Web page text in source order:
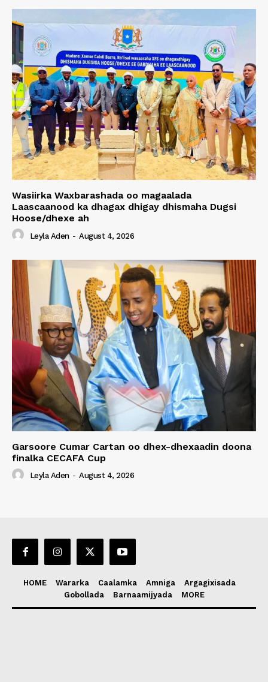
Wasiirka Waxbarashada oo magaalada
Laascaanood ka dhagax dhigay dhismaha Dugsi
Hoose/dhexe ah
Leyla Aden - August 4, 2026
Garsoore Cumar Cartan oo dhex-dhexaadin doona
finalka CECAFA Cup
Leyla Aden - August 4, 2026
HOME Wararka Caalamka Amniga
Argagixisada
Gobollada
Barnaamijyada MORE